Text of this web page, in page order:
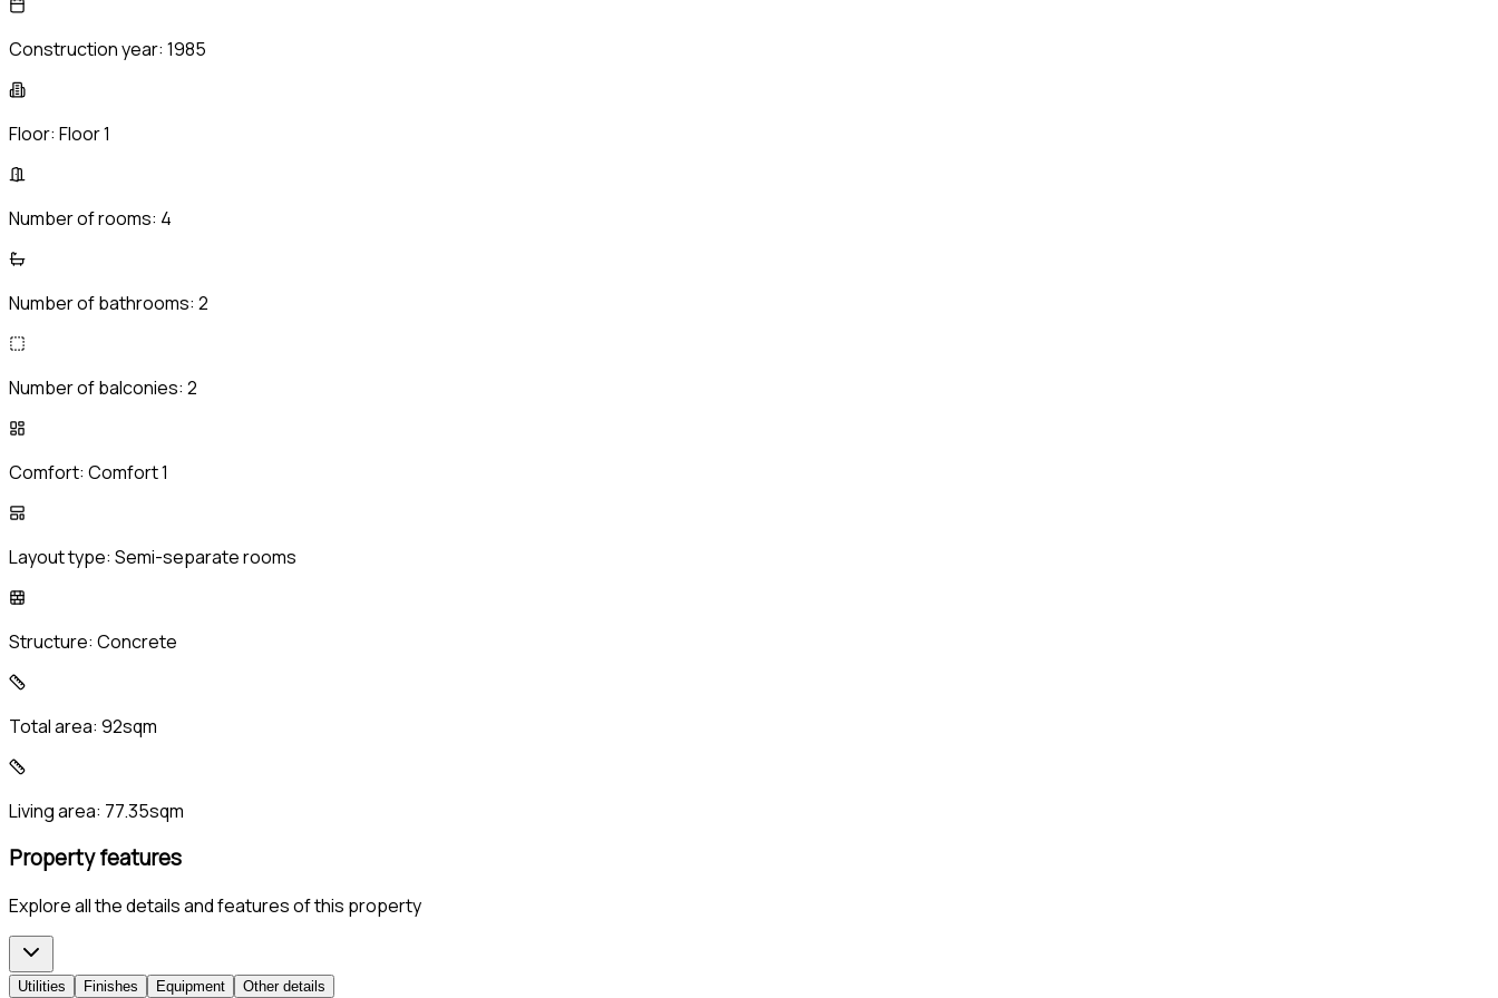
Construction year: 1985
Floor: Floor 1
Number of rooms: 4
Number of bathrooms: 2
Number of balconies: 2
Comfort: Comfort 1
Layout type: Semi-separate rooms
Structure: Concrete
Total area: 92sqm
Living area: 77.35sqm
Property features
Explore all the details and features of this property
Utilities Finishes Equipment Other details